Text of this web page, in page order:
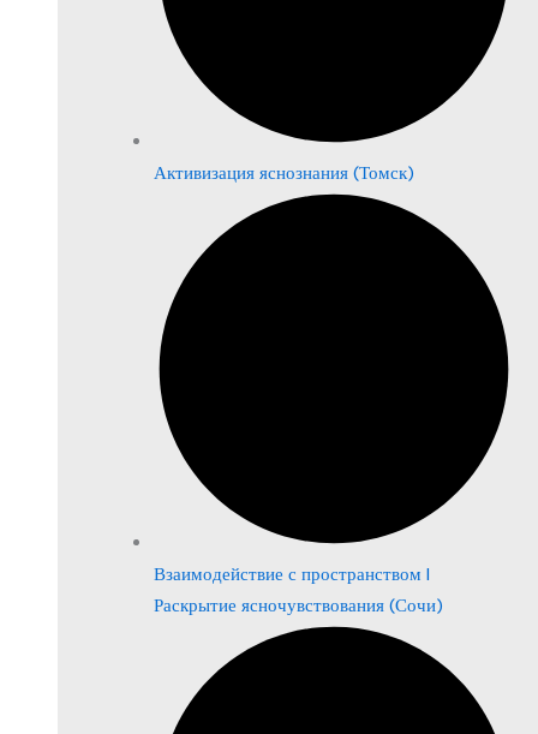
Активизация яснознания (Томск)
Взаимодействие с пространством |
Раскрытие ясночувствования (Сочи)